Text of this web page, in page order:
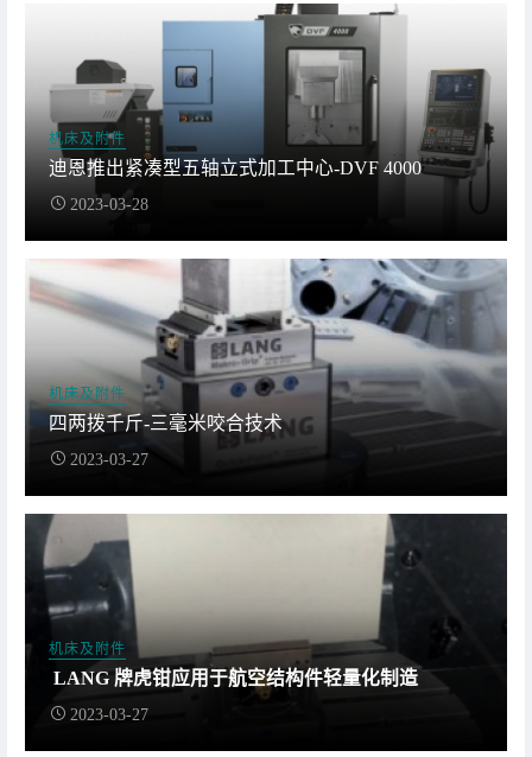
机床及附件
迪恩推出紧凑型五轴立式加工中心-DVF 4000
2023-03-28
机床及附件
四两拨千斤-三毫米咬合技术
2023-03-27
机床及附件
LANG 牌虎钳应用于航空结构件轻量化制造
2023-03-27